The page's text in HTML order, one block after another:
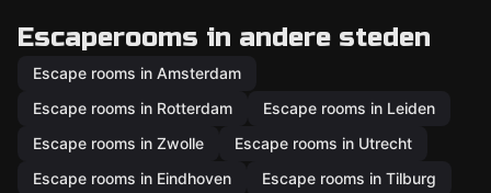
Escaperooms in andere steden
Escape rooms in Amsterdam
Escape rooms in Rotterdam
Escape rooms in Leiden
Escape rooms in Zwolle
Escape rooms in Utrecht
Escape rooms in Eindhoven
Escape rooms in Tilburg